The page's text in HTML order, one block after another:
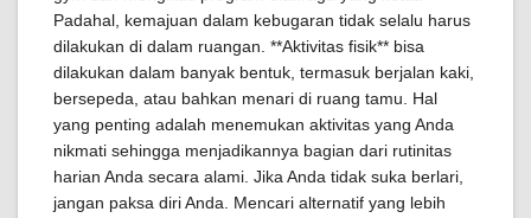
Padahal, kemajuan dalam kebugaran tidak selalu harus
dilakukan di dalam ruangan. **Aktivitas fisik** bisa
dilakukan dalam banyak bentuk, termasuk berjalan kaki,
bersepeda, atau bahkan menari di ruang tamu. Hal
yang penting adalah menemukan aktivitas yang Anda
nikmati sehingga menjadikannya bagian dari rutinitas
harian Anda secara alami. Jika Anda tidak suka berlari,
jangan paksa diri Anda. Mencari alternatif yang lebih